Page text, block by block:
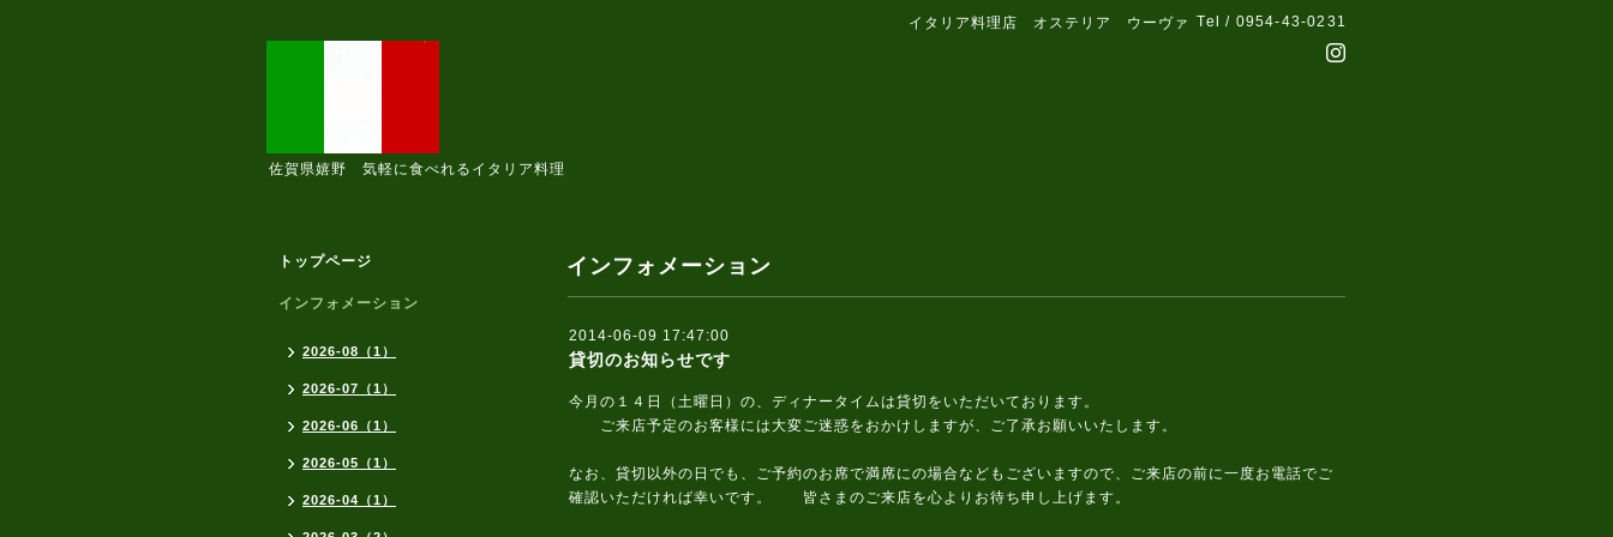
イタリア料理店 オステリア ウーヴァ Tel / 0954-43-0231
佐賀県嬉野 気軽に食べれるイタリア料理
インフォメーション
2014-06-09 17:47:00
貸切のお知らせです
今月の１４日（土曜日）の、ディナータイムは貸切をいただいております。
ご来店予定のお客様には大変ご迷惑をおかけしますが、ご了承お願いいたします。
なお、貸切以外の日でも、ご予約のお席で満席にの場合などもございますので、ご来店の前に一度お電話でご
確認いただければ幸いです。 皆さまのご来店を心よりお待ち申し上げます。
トップページ
インフォメーション
2026-08（1）
2026-07（1）
2026-06（1）
2026-05（1）
2026-04（1）